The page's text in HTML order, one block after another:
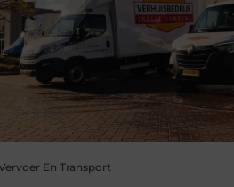
En Transport